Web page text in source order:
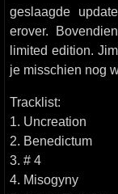
geslaagde
erover.
limited edition.
je misschien nog
Tracklist:
1. Uncreation
2. Benedictum
3. # 4
4. Misogyny